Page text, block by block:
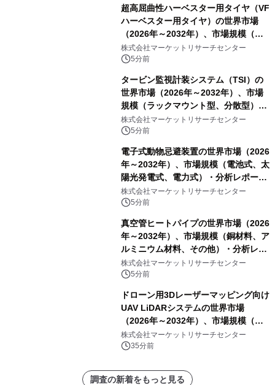
超高屈曲性ハーベスター用タイヤ（VF
ハーベスター用タイヤ）の世界市場
（2026年～2032年）、市場規模（後
輪駆動、前輪操舵）・分析レポートを
発表
株式会社マーケットリサーチセンター
5分前
タービン監視計装システム（TSI）の
世界市場（2026年～2032年）、市場
規模（ラックマウント型、分散型）・
分析レポートを発表
株式会社マーケットリサーチセンター
5分前
電子式動物忌避装置の世界市場（2026
年～2032年）、市場規模（電池式、太
陽光発電式、電力式）・分析レポート
を発表
株式会社マーケットリサーチセンター
5分前
真空管ヒートパイプの世界市場（2026
年～2032年）、市場規模（銅材料、ア
ルミニウム材料、その他）・分析レポ
ートを発表
株式会社マーケットリサーチセンター
5分前
ドローン用3Dレーザーマッピング向け
UAV LiDARシステムの世界市場
（2026年～2032年）、市場規模（長
距離LiDARシステム、中距離LiDARシ
ステム、短距離LiDARシステム）・分
株式会社マーケットリサーチセンター
35分前
調査の新着をもっと見る